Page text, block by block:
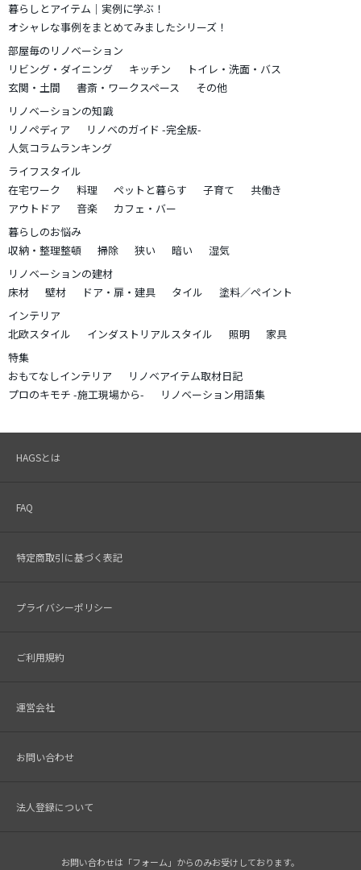
暮らしとアイテム｜実例に学ぶ！
オシャレな事例をまとめてみましたシリーズ！
部屋毎のリノベーション
リビング・ダイニング
キッチン
トイレ・洗面・バス
玄関・土間
書斎・ワークスペース
その他
リノベーションの知識
リノペディア
リノベのガイド -完全版-
人気コラムランキング
ライフスタイル
在宅ワーク
料理 ペットと暮らす 子育て
共働き
アウトドア
音楽
カフェ・バー
暮らしのお悩み
収納・整理整頓
掃除 狭い 暗い
湿気
リノベーションの建材
床材
壁材 ドア・扉・建具 タイル
塗料／ペイント
インテリア
北欧スタイル
インダストリアルスタイル 照明
家具
特集
おもてなしインテリア
リノベアイテム取材日記
プロのキモチ -施工現場から-
リノベーション用語集
HAGSとは
FAQ
特定商取引に基づく表記
プライバシーポリシー
ご利用規約
運営会社
お問い合わせ
法人登録について
お問い合わせは「フォーム」からのみお受けしております。